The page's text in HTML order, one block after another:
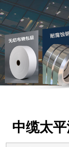
中缆太